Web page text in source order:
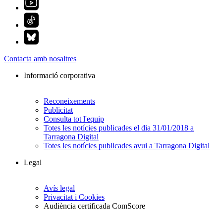
Contacta amb nosaltres
Informació corporativa
Reconeixements
Publicitat
Consulta tot l'equip
Totes les notícies publicades el dia 31/01/2018 a
Tarragona Digital
Totes les notícies publicades avui a Tarragona Digital
Legal
Avís legal
Privacitat i Cookies
Audiència certificada ComScore